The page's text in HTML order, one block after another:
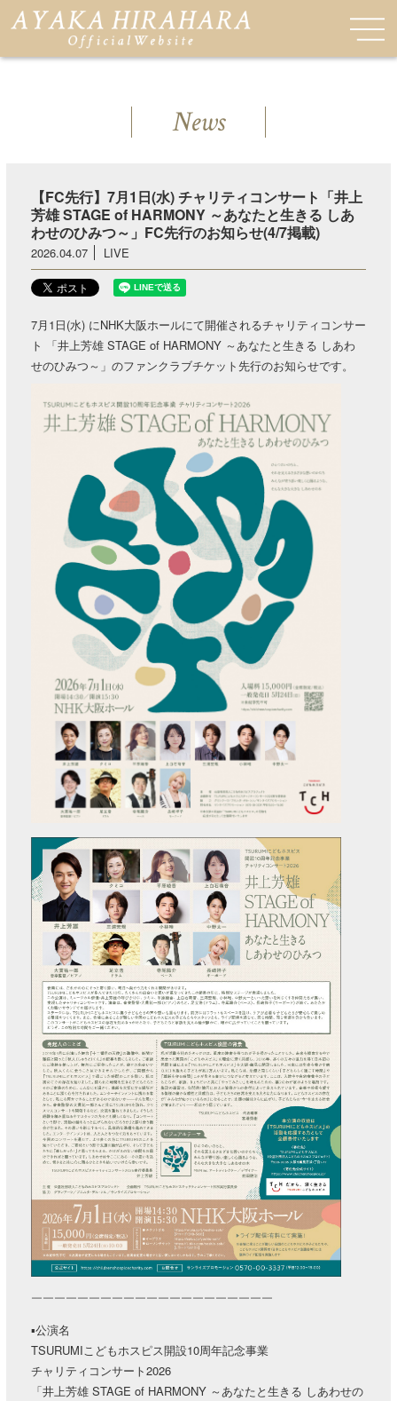
News
【FC先行】7月1日(水) チャリティコンサート「井上
芳雄 STAGE of HARMONY ～あなたと生きる しあ
わせのひみつ～」FC先行のお知らせ(4/7掲載)
2026.04.07 LIVE
7月1日(水) にNHK大阪ホールにて開催されるチャリティコンサー
ト 「井上芳雄 STAGE of HARMONY ～あなたと生きる しあわ
せのひみつ～」のファンクラブチケット先行のお知らせです。
￣￣￣￣￣￣￣￣￣￣￣￣￣￣￣￣￣￣￣￣￣
▪︎公演名
TSURUMIこどもホスピス開設10周年記念事業
チャリティコンサート2026
「井上芳雄 STAGE of HARMONY ～あなたと生きる しあわせの